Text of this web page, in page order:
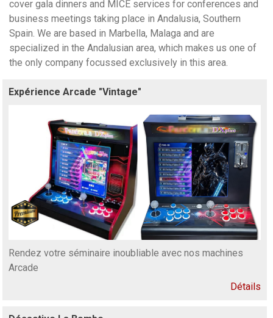
cover gala dinners and MICE services for conferences and
business meetings taking place in Andalusia, Southern
Spain. We are based in Marbella, Malaga and are
specialized in the Andalusian area, which makes us one of
the only company focussed exclusively in this area.
Expérience Arcade "Vintage"
Rendez votre séminaire inoubliable avec nos machines
Arcade
Détails